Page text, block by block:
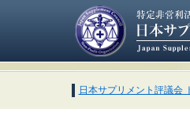
日本サプリメント評議会